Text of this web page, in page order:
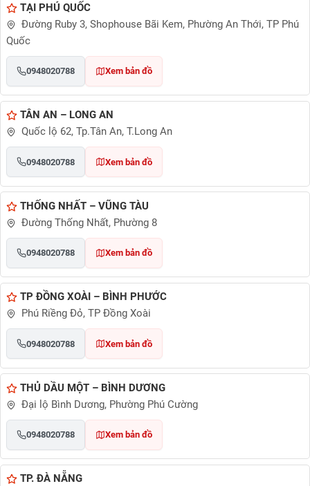
TẠI PHÚ QUỐC
Đường Ruby 3, Shophouse Bãi Kem, Phường An Thới, TP Phú
Quốc
0948020788 Xem bản đồ
TÂN AN – LONG AN
Quốc lộ 62, Tp.Tân An, T.Long An
0948020788 Xem bản đồ
THỐNG NHẤT – VŨNG TÀU
Đường Thống Nhất, Phường 8
0948020788 Xem bản đồ
TP ĐỒNG XOÀI – BÌNH PHƯỚC
Phú Riềng Đỏ, TP Đồng Xoài
0948020788 Xem bản đồ
THỦ DẦU MỘT – BÌNH DƯƠNG
Đại lộ Bình Dương, Phường Phú Cường
0948020788 Xem bản đồ
TP. ĐÀ NẴNG